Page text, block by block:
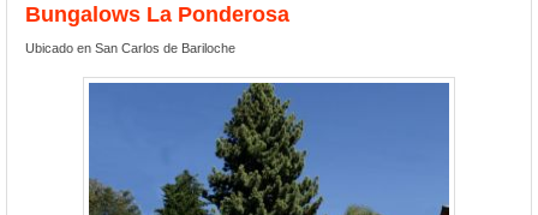
Bungalows La Ponderosa
Ubicado en San Carlos de Bariloche